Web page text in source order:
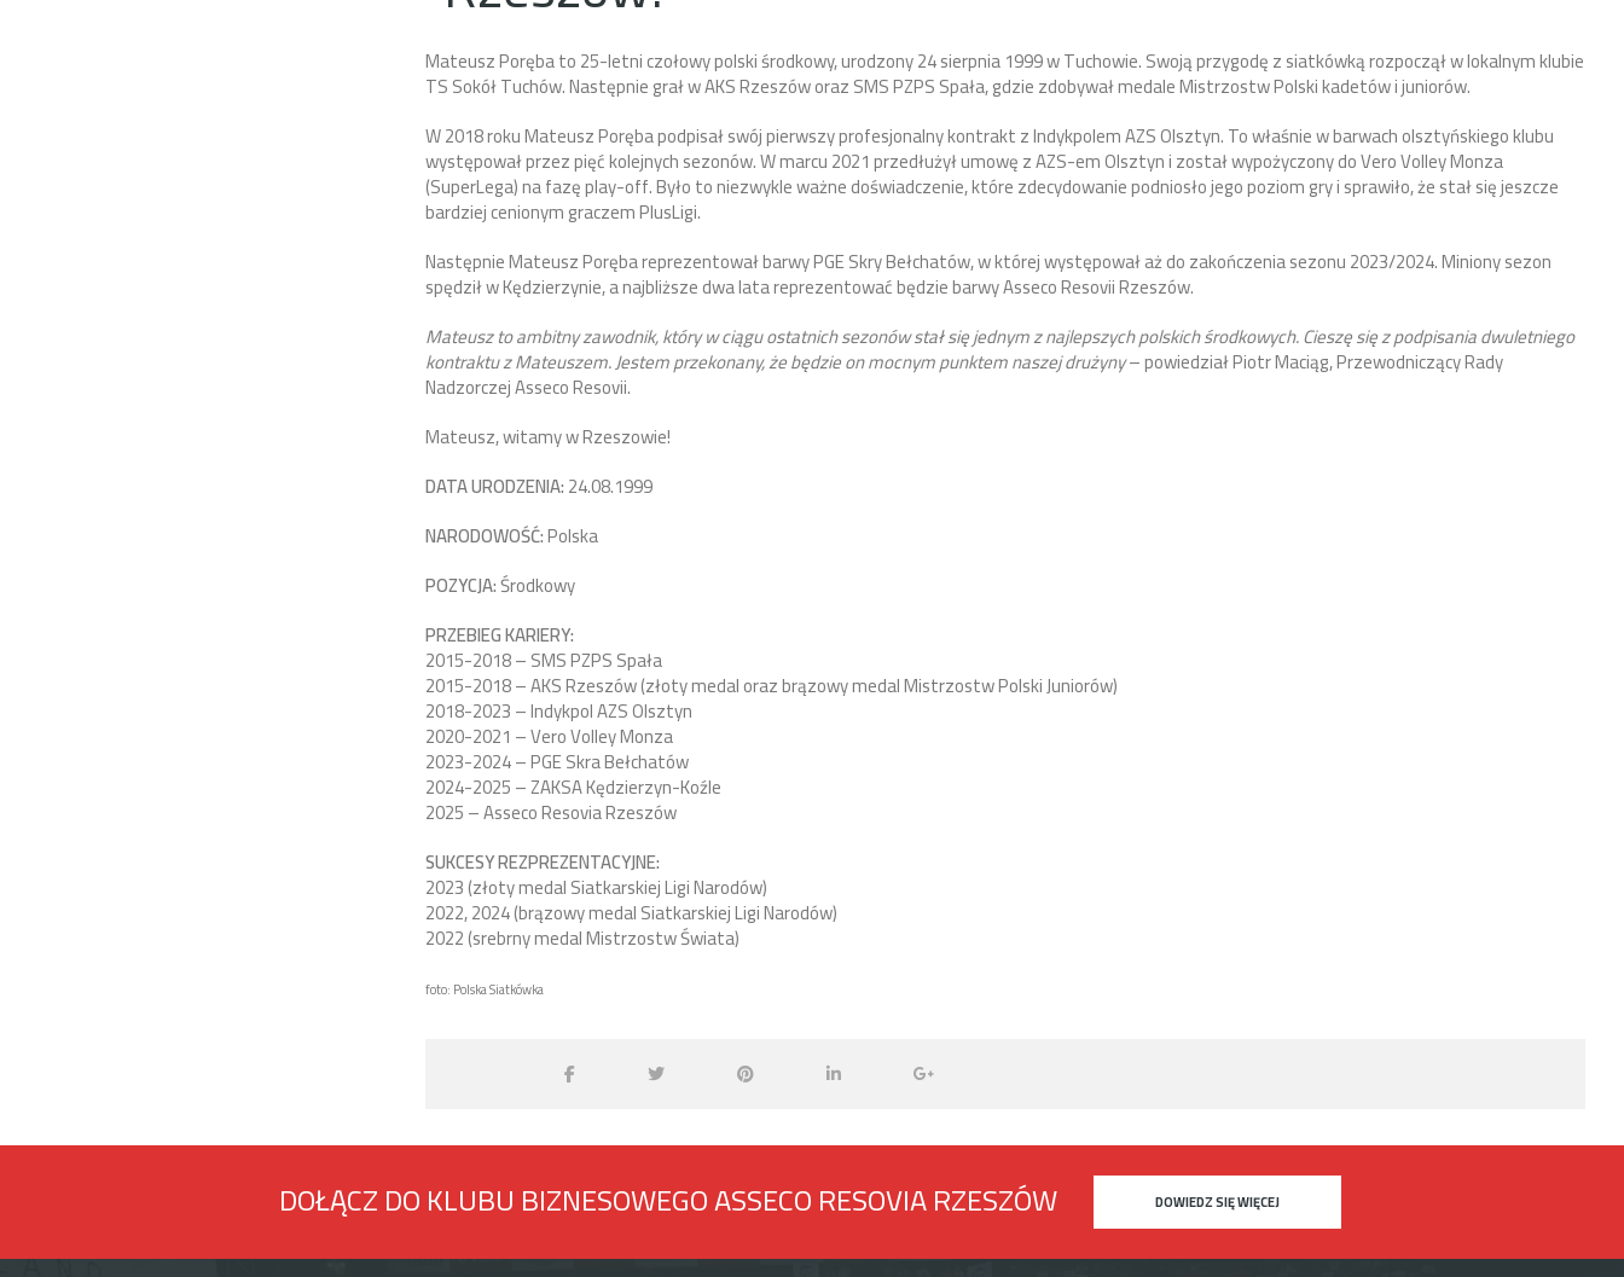
Mateusz Poręba to 25-letni czołowy polski środkowy, urodzony 24 sierpnia 1999 w Tuchowie. Swoją przygodę z siatkówką rozpoczął w lokalnym klubie
TS Sokół Tuchów. Następnie grał w AKS Rzeszów oraz SMS PZPS Spała, gdzie zdobywał medale Mistrzostw Polski kadetów i juniorów.
W 2018 roku Mateusz Poręba podpisał swój pierwszy profesjonalny kontrakt z Indykpolem AZS Olsztyn. To właśnie w barwach olsztyńskiego klubu
występował przez pięć kolejnych sezonów. W marcu 2021 przedłużył umowę z AZS-em Olsztyn i został wypożyczony do Vero Volley Monza
(SuperLega) na fazę play-off. Było to niezwykle ważne doświadczenie, które zdecydowanie podniosło jego poziom gry i sprawiło, że stał się jeszcze
bardziej cenionym graczem PlusLigi.
Następnie Mateusz Poręba reprezentował barwy PGE Skry Bełchatów, w której występował aż do zakończenia sezonu 2023/2024. Miniony sezon
spędził w Kędzierzynie, a najbliższe dwa lata reprezentować będzie barwy Asseco Resovii Rzeszów.
Mateusz to ambitny zawodnik, który w ciągu ostatnich sezonów stał się jednym z najlepszych polskich środkowych. Cieszę się z podpisania dwuletniego
kontraktu z Mateuszem. Jestem przekonany, że będzie on mocnym punktem naszej drużyny– powiedział Piotr Maciąg, Przewodniczący Rady
Nadzorczej Asseco Resovii.
Mateusz, witamy w Rzeszowie!
DATA URODZENIA:24.08.1999
NARODOWOŚĆ:Polska
POZYCJA:Środkowy
PRZEBIEG KARIERY:
2015-2018 – SMS PZPS Spała
2015-2018 – AKS Rzeszów (złoty medal oraz brązowy medal Mistrzostw Polski Juniorów)
2018-2023 – Indykpol AZS Olsztyn
2020-2021 – Vero Volley Monza
2023-2024 – PGE Skra Bełchatów
2024-2025 – ZAKSA Kędzierzyn-Koźle
2025 – Asseco Resovia Rzeszów
SUKCESY REZPREZENTACYJNE:
2023 (złoty medal Siatkarskiej Ligi Narodów)
2022, 2024 (brązowy medal Siatkarskiej Ligi Narodów)
2022 (srebrny medal Mistrzostw Świata)
foto: Polska Siatkówka
DOŁĄCZ DO KLUBU BIZNESOWEGO ASSECO RESOVIA RZESZÓW DOWIEDZ SIĘ WIĘCEJ